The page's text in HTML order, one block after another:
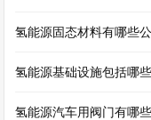
氢能源固态材料有哪些
氢能源基础设施包括哪
氢能源汽车用阀门有哪